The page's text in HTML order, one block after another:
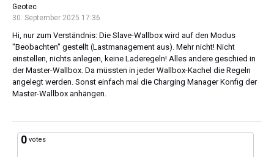
Geotec
30. September 2025 17:36
Hi, nur zum Verständnis: Die Slave-Wallbox wird auf den Modus
"Beobachten" gestellt (Lastmanagement aus). Mehr nicht! Nicht
einstellen, nichts anlegen, keine Laderegeln! Alles andere geschied in
der Master-Wallbox. Da müssten in jeder Wallbox-Kachel die Regeln
angelegt werden. Sonst einfach mal die Charging Manager Konfig der
Master-Wallbox anhängen.
0 votes